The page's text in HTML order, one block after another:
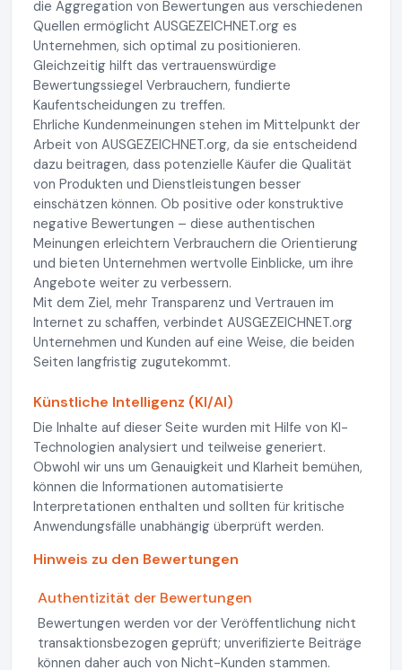
die Aggregation von Bewertungen aus verschiedenen
Quellen ermöglicht AUSGEZEICHNET.org es
Unternehmen, sich optimal zu positionieren.
Gleichzeitig hilft das vertrauenswürdige
Bewertungssiegel Verbrauchern, fundierte
Kaufentscheidungen zu treffen.
Ehrliche Kundenmeinungen stehen im Mittelpunkt der
Arbeit von AUSGEZEICHNET.org, da sie entscheidend
dazu beitragen, dass potenzielle Käufer die Qualität
von Produkten und Dienstleistungen besser
einschätzen können. Ob positive oder konstruktive
negative Bewertungen – diese authentischen
Meinungen erleichtern Verbrauchern die Orientierung
und bieten Unternehmen wertvolle Einblicke, um ihre
Angebote weiter zu verbessern.
Mit dem Ziel, mehr Transparenz und Vertrauen im
Internet zu schaffen, verbindet AUSGEZEICHNET.org
Unternehmen und Kunden auf eine Weise, die beiden
Seiten langfristig zugutekommt.
Künstliche Intelligenz (KI/AI)
Die Inhalte auf dieser Seite wurden mit Hilfe von KI-
Technologien analysiert und teilweise generiert.
Obwohl wir uns um Genauigkeit und Klarheit bemühen,
können die Informationen automatisierte
Interpretationen enthalten und sollten für kritische
Anwendungsfälle unabhängig überprüft werden.
Hinweis zu den Bewertungen
Authentizität der Bewertungen
Bewertungen werden vor der Veröffentlichung nicht
transaktionsbezogen geprüft; unverifizierte Beiträge
können daher auch von Nicht-Kunden stammen.